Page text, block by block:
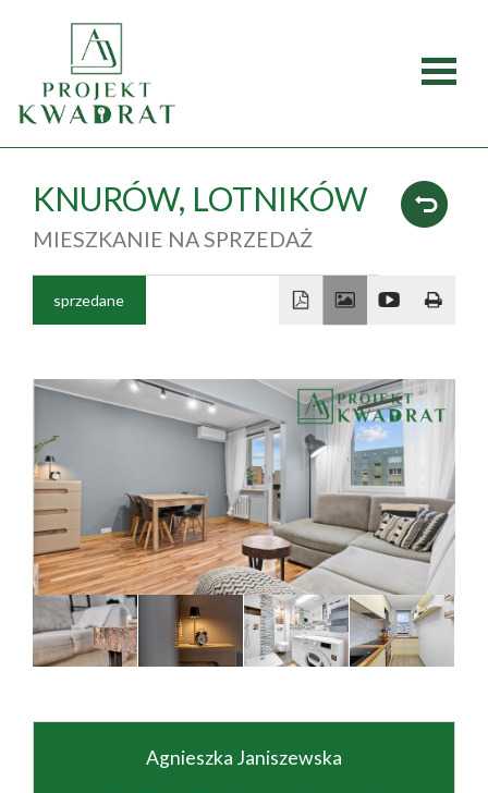
główna
Oferty
Domy
Lokale
firmie
Kontakt
KNURÓW, LOTNIKÓW
MIESZKANIE NA SPRZEDAŻ
sprzedane
Agnieszka Janiszewska